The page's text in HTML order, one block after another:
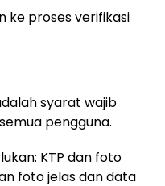
ke proses verifikasi
syarat wajib
pengguna.
KTP dan foto
foto jelas dan data